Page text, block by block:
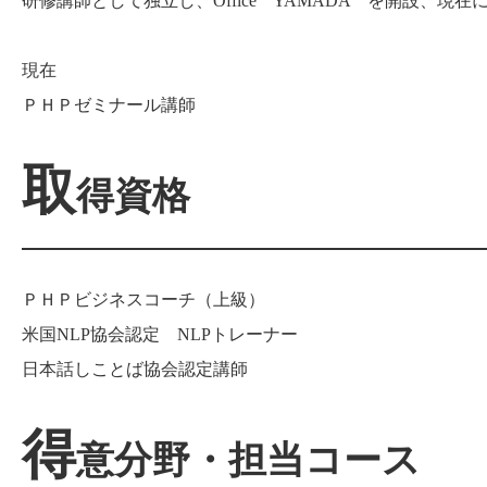
現在
ＰＨＰゼミナール講師
取得資格
ＰＨＰビジネスコーチ（上級）
米国NLP協会認定 NLPトレーナー
日本話しことば協会認定講師
得意分野・担当コース